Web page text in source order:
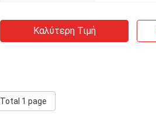
Καλύτερη Τιμή
Total 1 page